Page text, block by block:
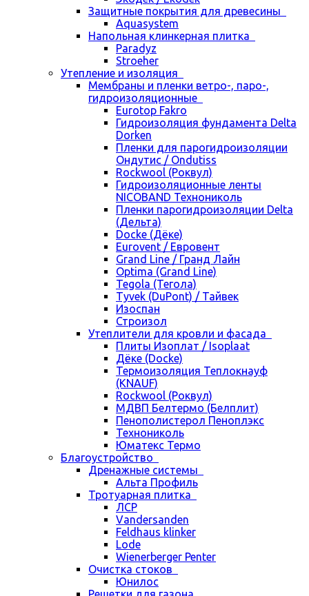
Защитные покрытия для древесины
Aquasystem
Напольная клинкерная плитка
Paradyz
Stroeher
Утепление и изоляция
Мембраны и пленки ветро-, паро-,
гидроизоляционные
Eurotop Fakro
Гидроизоляция фундамента Delta
Dorken
Пленки для парогидроизоляции
Ондутис / Ondutiss
Rockwool (Роквул)
Гидроизоляционные ленты
NICOBAND Технониколь
Пленки парогидроизоляции Delta
(Дельта)
Docke (Дёке)
Eurovent / Евровент
Grand Line / Гранд Лайн
Optima (Grand Line)
Tegola (Тегола)
Tyvek (DuPont) / Тайвек
Изоспан
Строизол
Утеплители для кровли и фасада
Плиты Изоплат / Isoplaat
Дёке (Docke)
Термоизоляция Теплокнауф
(KNAUF)
Rockwool (Роквул)
МДВП Белтермо (Белплит)
Пенополистерол Пеноплэкс
Технониколь
Юматекс Термо
Благоустройство
Дренажные системы
Альта Профиль
Тротуарная плитка
ЛСР
Vandersanden
Feldhaus klinker
Lode
Wienerberger Penter
Очистка стоков
Юнилос